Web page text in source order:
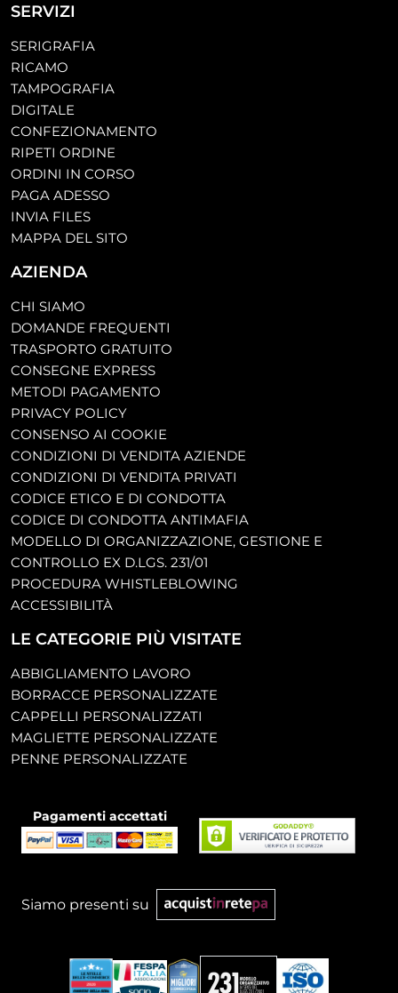
SERVIZI
SERIGRAFIA
RICAMO
TAMPOGRAFIA
DIGITALE
CONFEZIONAMENTO
RIPETI ORDINE
ORDINI IN CORSO
PAGA ADESSO
INVIA FILES
MAPPA DEL SITO
AZIENDA
CHI SIAMO
DOMANDE FREQUENTI
TRASPORTO GRATUITO
CONSEGNE EXPRESS
METODI PAGAMENTO
PRIVACY POLICY
CONSENSO AI COOKIE
CONDIZIONI DI VENDITA AZIENDE
CONDIZIONI DI VENDITA PRIVATI
CODICE ETICO E DI CONDOTTA
CODICE DI CONDOTTA ANTIMAFIA
MODELLO DI ORGANIZZAZIONE, GESTIONE E
CONTROLLO EX D.LGS. 231/01
PROCEDURA WHISTLEBLOWING
ACCESSIBILITÀ
LE CATEGORIE PIÙ VISITATE
ABBIGLIAMENTO LAVORO
BORRACCE PERSONALIZZATE
CAPPELLI PERSONALIZZATI
MAGLIETTE PERSONALIZZATE
PENNE PERSONALIZZATE
Pagamenti accettati
Siamo presenti su